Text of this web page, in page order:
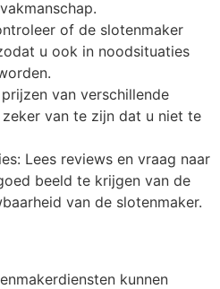
of de slotenmaker
u ook in noodsituaties
van verschillende
van te zijn dat u niet te
Lees reviews en vraag naar
beeld te krijgen van de
van de slotenmaker.
kunnen